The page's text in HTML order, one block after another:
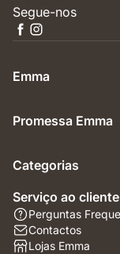
Segue-nos
Emma
Promessa Emma
Categorias
Serviço ao cliente
Perguntas
Contactos
Lojas Emma